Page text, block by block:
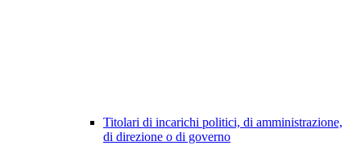
Titolari di incarichi politici, di amministrazione,
di direzione o di governo